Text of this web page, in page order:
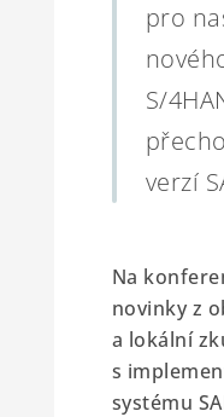
pro
S/
verzí
Na
novinky z
a lokální
s
systému